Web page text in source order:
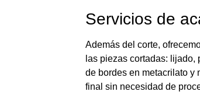
Servicios de
Además del corte,
las piezas cortadas:
de bordes en metacrilato y
final sin necesidad de